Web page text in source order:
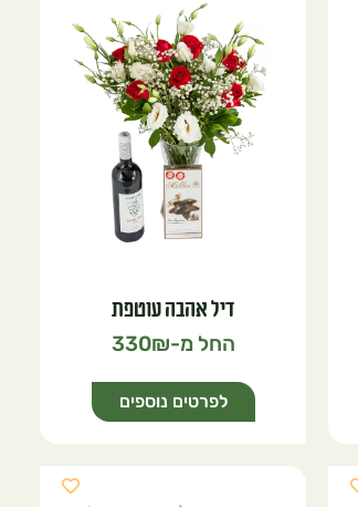
דיל אהבה עוטפת
330
לפרטים נוספים